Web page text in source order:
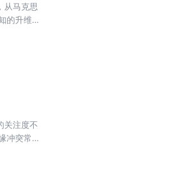
从马克思
的升维。
都有边
塑造穿
关注度不
冲突常态